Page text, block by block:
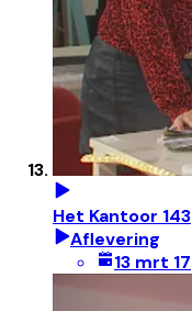
Het Kantoor 143
Aflevering
13 mrt 17